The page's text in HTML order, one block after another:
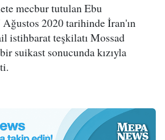
mecbur tutulan Ebu
2020 tarihinde İran'ın
istihbarat teşkilatı Mossad
suikast sonucunda kızıyla